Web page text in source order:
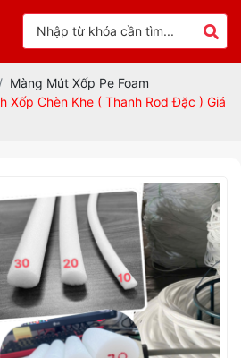
Màng Mút Xốp Pe Foam
Xốp Chèn Khe ( Thanh Rod Đặc ) Giá